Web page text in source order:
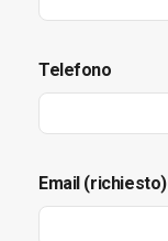
Telefono
Email (richiesto)